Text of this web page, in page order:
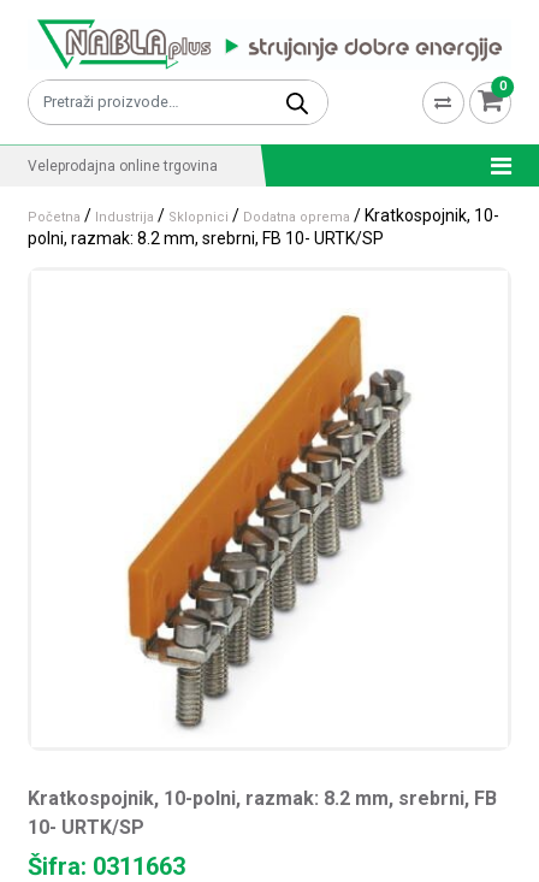
Pretraži: 0
Veleprodajna online trgovina
Početna / Industrija / Sklopnici / Dodatna oprema / Kratkospojnik, 10-
polni, razmak: 8.2 mm, srebrni, FB 10- URTK/SP
Kratkospojnik, 10-polni, razmak: 8.2 mm, srebrni, FB
10- URTK/SP
Šifra: 0311663